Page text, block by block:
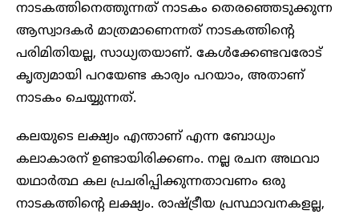
നാടകത്തിനെത്തുന്നത് നാടകം തെരഞ്ഞെടുക്കുന്ന
ആസ്വാദകർ മാത്രമാണെന്നത് നാടകത്തിന്റെ
പരിമിതിയല്ല, സാധ്യതയാണ്. കേൾക്കേണ്ടവരോട്
കൃത്യമായി പറയേണ്ട കാര്യം പറയാം, അതാണ്
നാടകം ചെയ്യുന്നത്.
കലയുടെ ലക്ഷ്യം എന്താണ് എന്ന ബോധ്യം
കലാകാരന് ഉണ്ടായിരിക്കണം. നല്ല രചന അഥവാ
യഥാർത്ഥ കല പ്രചരിപ്പിക്കുന്നതാവണം ഒരു
നാടകത്തിന്റെ ലക്ഷ്യം. രാഷ്ട്രീയ പ്രസ്ഥാവനകളല്ല,